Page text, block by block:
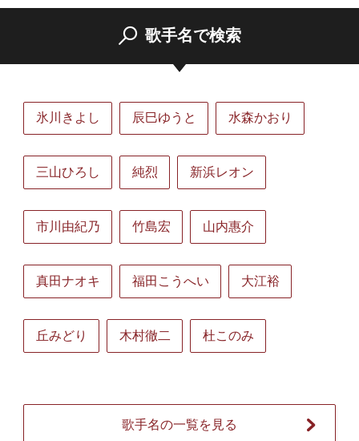
歌手名で検索
氷川きよし 辰巳ゆうと 水森かおり
三山ひろし 純烈 新浜レオン
市川由紀乃 竹島宏 山内惠介
真田ナオキ 福田こうへい 大江裕
丘みどり 木村徹二 杜このみ
歌手名の一覧を見る